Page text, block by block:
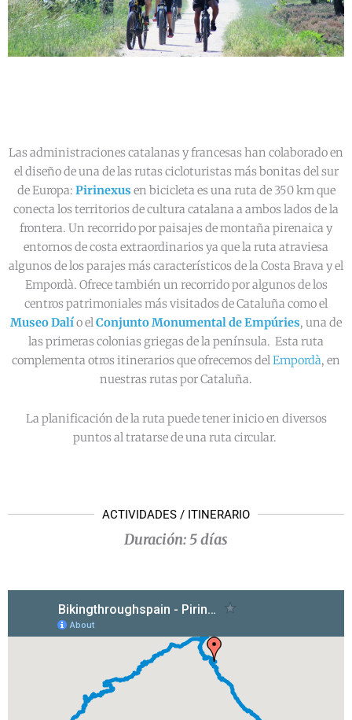
Las administraciones catalanas y francesas han colaborado en
el diseño de una de las rutas cicloturistas más bonitas del sur
de Europa: Pirinexus en bicicleta es una ruta de 350 km que
conecta los territorios de cultura catalana a ambos lados de la
frontera. Un recorrido por paisajes de montaña pirenaica y
entornos de costa extraordinarios ya que la ruta atraviesa
algunos de los parajes más característicos de la Costa Brava y el
Empordà. Ofrece también un recorrido por algunos de los
centros patrimoniales más visitados de Cataluña como el
Museo Dalío elConjunto Monumental de Empúries, una de
las primeras colonias griegas de la península. Esta ruta
complementa otros itinerarios que ofrecemos delEmpordà, en
nuestras rutas por Cataluña.
La planificación de la ruta puede tener inicio en diversos
puntos al tratarse de una ruta circular.
ACTIVIDADES / ITINERARIO
Duración: 5 días